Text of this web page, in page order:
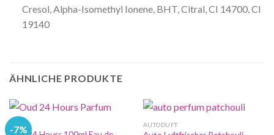
Cresol, Alpha-Isomethyl Ionene, BHT, Citral, CI 14700, CI
19140
ÄHNLICHE PRODUKTE
-7% AUTODUFT